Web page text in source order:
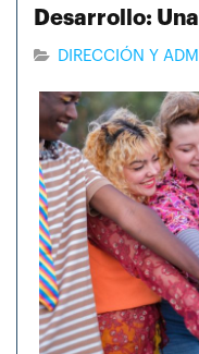
Desarrollo:
DIRECCIÓN Y